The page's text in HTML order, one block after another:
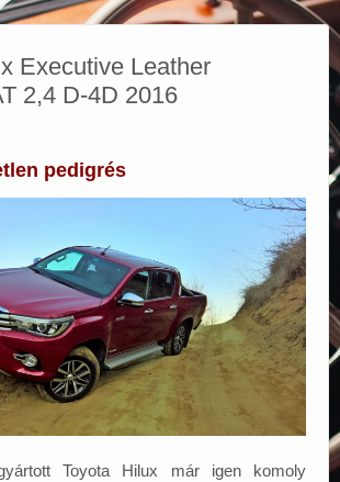
Executive Leather
2,4 D-4D 2016
pedigrés
Toyota Hilux már igen komoly